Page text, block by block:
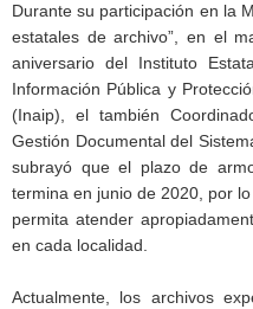
Durante su participación en la
estatales de archivo”, en el
aniversario del Instituto
Información Pública y
(Inaip), el también
Gestión Documental del
subrayó que el plazo de
termina en junio de 2020, por
permita atender
en cada localidad.
Actualmente, los archivos